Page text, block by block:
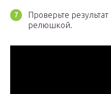
Проверьте
релюшкой.